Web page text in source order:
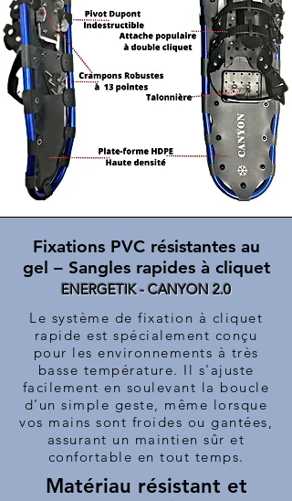
Fixations PVC résistantes au
gel – Sangles rapides à cliquet
ENERGETIK - CANYON 2.0
Le système de fixation à cliquet
rapide est spécialement conçu
pour les environnements à très
basse température. Il s'ajuste
facilement en soulevant la boucle
d’un simple geste, même lorsque
vos mains sont froides ou gantées,
assurant un maintien sûr et
confortable en tout temps.
Matériau résistant et